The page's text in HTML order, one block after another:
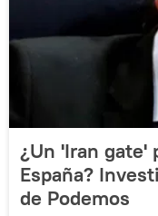
¿Un 'Iran gate'
España?
de Podemos